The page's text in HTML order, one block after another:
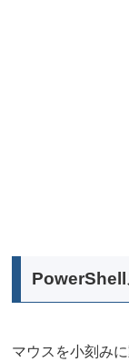
PowerShell
マウスを小刻み